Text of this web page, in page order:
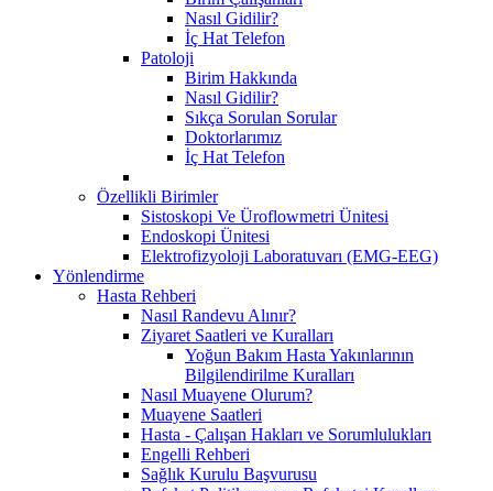
Nasıl Gidilir?
İç Hat Telefon
Patoloji
Birim Hakkında
Nasıl Gidilir?
Sıkça Sorulan Sorular
Doktorlarımız
İç Hat Telefon
Özellikli Birimler
Sistoskopi Ve Üroflowmetri Ünitesi
Endoskopi Ünitesi
Elektrofizyoloji Laboratuvarı (EMG-EEG)
Yönlendirme
Hasta Rehberi
Nasıl Randevu Alınır?
Ziyaret Saatleri ve Kuralları
Yoğun Bakım Hasta Yakınlarının
Bilgilendirilme Kuralları
Nasıl Muayene Olurum?
Muayene Saatleri
Hasta - Çalışan Hakları ve Sorumlulukları
Engelli Rehberi
Sağlık Kurulu Başvurusu